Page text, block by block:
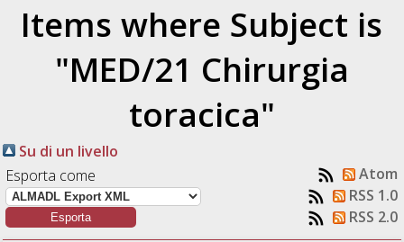
Items where Subject is
"MED/21 Chirurgia
toracica"
Su di un livello
Esporta come
Atom
RSS 1.0
RSS 2.0